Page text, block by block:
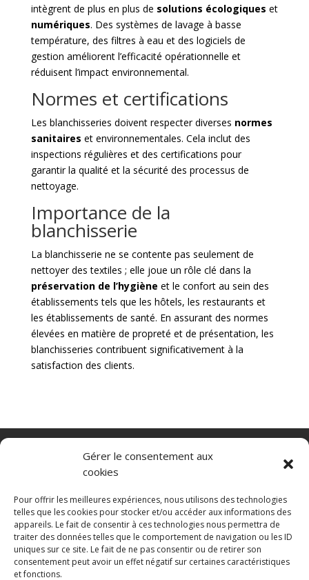
Gérer le consentement aux
cookies
Pour offrir les meilleures expériences, nous utilisons des technologies
telles que les cookies pour stocker et/ou accéder aux informations des
appareils. Le fait de consentir à ces technologies nous permettra de
traiter des données telles que le comportement de navigation ou les ID
uniques sur ce site. Le fait de ne pas consentir ou de retirer son
consentement peut avoir un effet négatif sur certaines caractéristiques
et fonctions.
intègrent de plus en plus de solutions écologiques et
numériques. Des systèmes de lavage à basse
température, des filtres à eau et des logiciels de
gestion améliorent l’efficacité opérationnelle et
réduisent l’impact environnemental.
Normes et certifications
Les blanchisseries doivent respecter diverses normes
sanitaires et environnementales. Cela inclut des
inspections régulières et des certifications pour
garantir la qualité et la sécurité des processus de
nettoyage.
Importance de la
blanchisserie
La blanchisserie ne se contente pas seulement de
nettoyer des textiles ; elle joue un rôle clé dans la
préservation de l’hygiène et le confort au sein des
établissements tels que les hôtels, les restaurants et
les établissements de santé. En assurant des normes
élevées en matière de propreté et de présentation, les
blanchisseries contribuent significativement à la
satisfaction des clients.
Transpalette electrique
CGV
Mentions légales
Politique de confidentialité et protection des
données
Paiement sécurisé
Gérer mes cookies
Nous contacter
Guides d’achat
Secteurs d’activité
Engins de manutention
Blanchisserie